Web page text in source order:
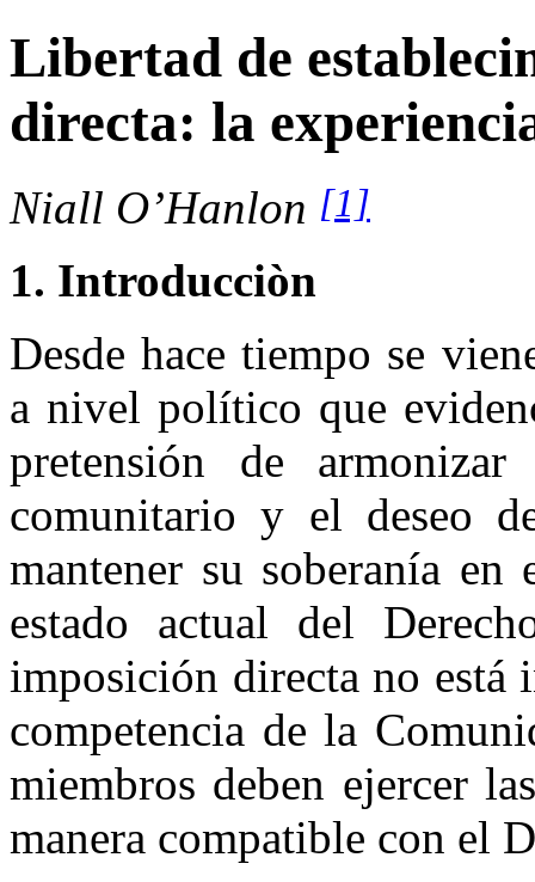
Libertad de
directa: la
Niall O’Hanlon [1]
1. Introducciòn
Desde hace tiempo se
a nivel político que
pretensión de
comunitario y el deseo
mantener su soberanía en
estado actual del
imposición directa no está
competencia de la
miembros deben ejercer
manera compatible con el